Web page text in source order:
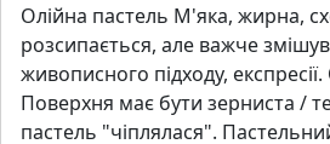
Олійна пастель М'яка, жирна,
розсипається, але важче
живописного підходу,
Поверхня має бути зерниста /
пастель "чіплялася".